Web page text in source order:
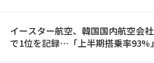
イースター航空、韓国国内航空会社
で1位を記録…「上半期搭乗率93%」